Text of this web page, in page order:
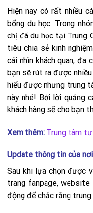
Hiện nay có rất nhiều
bổng du học. Trong
chị đã du học tại Trung
tiêu chia sẻ kinh
cái nhìn khách quan, đa
bạn sẽ rút ra được
hiểu được nhưng trung
này nhé! Bởi lời quảng
khách hàng sẽ cho bạn
Xem thêm: Trung tâm tư
Update thông tin của
Sau khi lựa chọn được
trang fanpage,
động để chắc rằng